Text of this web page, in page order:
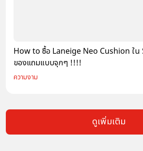
How to ซื้อ Laneige Neo Cushion ใน
ของแถมแบบจุกๆ !!!!
ความงาม
ดูเพิ่มเติม